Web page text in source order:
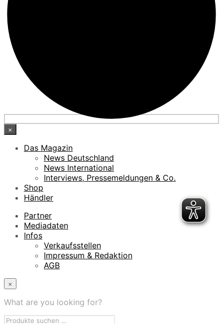
×
Das Magazin
News Deutschland
News International
Interviews, Pressemeldungen & Co.
Shop
Händler
Partner
Mediadaten
Infos
Verkaufsstellen
Impressum & Redaktion
AGB
×
What are you looking for?